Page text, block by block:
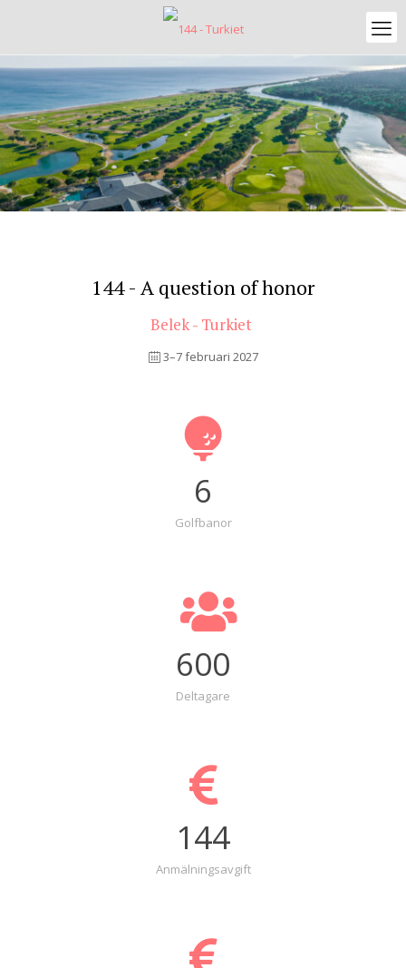
144 - A question of honor
Belek - Turkiet
3–7 februari 2027
6
Golfbanor
600
Deltagare
144
Anmälningsavgift